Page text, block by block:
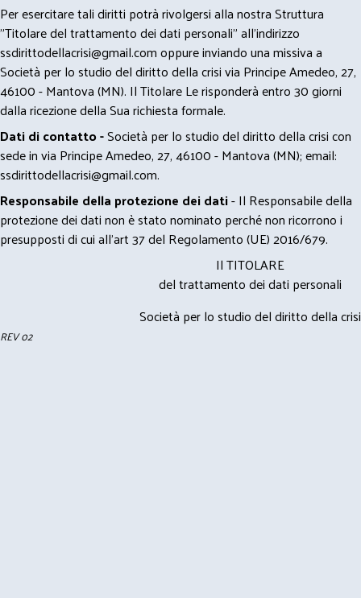
Per esercitare tali diritti potrà rivolgersi alla nostra Struttura
"Titolare del trattamento dei dati personali" all'indirizzo
ssdirittodellacrisi@gmail.comoppure inviando una missiva a
Società per lo studio del diritto della crisi via Principe Amedeo, 27,
46100 - Mantova (MN). Il Titolare Le risponderà entro 30 giorni
dalla ricezione della Sua richiesta formale.
Dati di contatto -Società per lo studio del diritto della crisi con
sede in via Principe Amedeo, 27, 46100 - Mantova (MN); email:
ssdirittodellacrisi@gmail.com.
Responsabile della protezione dei dati- Il Responsabile della
protezione dei dati non è stato nominato perché non ricorrono i
presupposti di cui all’art 37 del Regolamento (UE) 2016/679.
Il TITOLARE
del trattamento dei dati personali
Società per lo studio del diritto della crisi
REV 02